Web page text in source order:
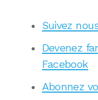
Suivez
Devenez
Facebook
Abonnez